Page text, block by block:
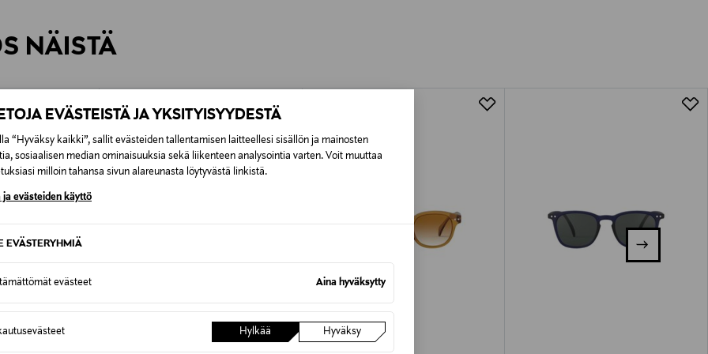
EVÄSTEISTÄ JA YKSITYISYYDESTÄ
“Hyväksy kaikki”, sallit evästeiden tallentamisen laitteellesi sisällön ja mainosten
sosiaalisen median ominaisuuksia sekä liikenteen analysointia varten. Voit muuttaa
milloin tahansa sivun alareunasta löytyvästä linkistä.
ja evästeiden käyttö
EVÄSTERYHMIÄ
evästeet Aina hyväksytty
Hylkää Hyväksy
Alk. 6,90 €, kun toimitus on saatavilla valittuun osoitteeseen.
NÄISTÄ